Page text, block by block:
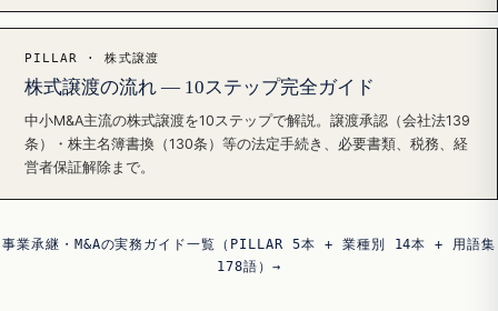
PILLAR · 株式譲渡
株式譲渡の流れ — 10ステップ完全ガイド
中小M&A主流の株式譲渡を10ステップで解説。譲渡承認（会社法139
条）・株主名簿書換（130条）等の法定手続き、必要書類、税務、経
営者保証解除まで。
事業承継・M&Aの実務ガイド一覧（PILLAR 5本 + 業種別 14本 + 用語集
178語）→